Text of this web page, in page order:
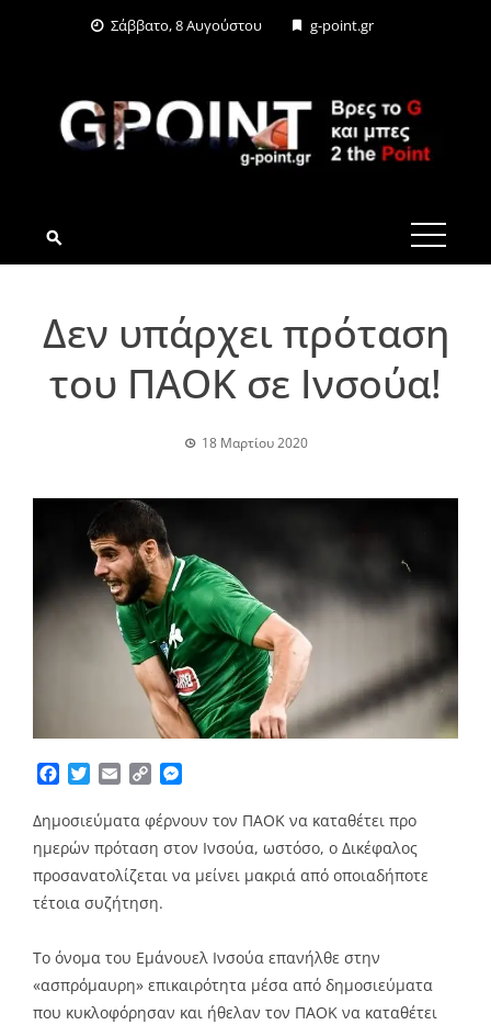
Σάββατο, 8 Αυγούστου g-point.gr
G-POINT.GR
Δεν υπάρχει πρόταση
του ΠΑΟΚ σε Ινσούα!
18 Μαρτίου 2020
Facebook
TwitterEmailCopy
Δημοσιεύματα φέρνουν τον ΠΑΟΚ να καταθέτει προ
ημερών πρόταση στον Ινσούα, ωστόσο, ο Δικέφαλος
προσανατολίζεται να μείνει μακριά από οποιαδήποτε
τέτοια συζήτηση.
Το όνομα του Εμάνουελ Ινσούα επανήλθε στην
«ασπρόμαυρη» επικαιρότητα μέσα από δημοσιεύματα
που κυκλοφόρησαν και ήθελαν τον ΠΑΟΚ να καταθέτει